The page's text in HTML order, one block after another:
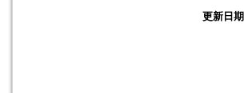
更新日期